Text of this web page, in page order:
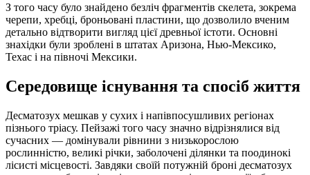
З того часу було знайдено безліч фрагментів скелета, зокрема
черепи, хребці, броньовані пластини, що дозволило вченим
детально відтворити вигляд цієї древньої істоти. Основні
знахідки були зроблені в штатах Аризона, Нью-Мексико,
Техас і на півночі Мексики.
Середовище існування та спосіб життя
Десматозух мешкав у сухих і напівпосушливих регіонах
пізнього тріасу. Пейзажі того часу значно відрізнялися від
сучасних — домінували рівнини з низькорослою
рослинністю, великі річки, заболочені ділянки та поодинокі
лісисті місцевості. Завдяки своїй потужній броні десматозух